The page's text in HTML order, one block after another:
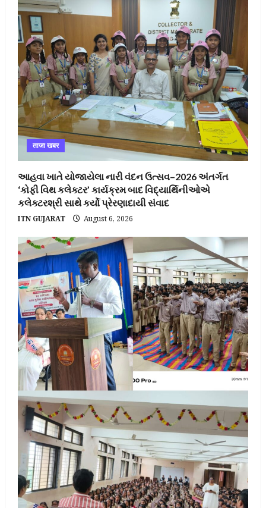
ताजा खबर
આહવા ખાતે યોજાયેલા નારી વંદન ઉત્સવ–2026 અંતર્ગત
‘કોફી વિથ કલેક્ટર’ કાર્યક્રમ બાદ વિદ્યાર્થિનીઓએ
કલેક્ટરશ્રી સાથે કર્યો પ્રેરણાદાયી સંવાદ
ITN GUJARAT August 6, 2026